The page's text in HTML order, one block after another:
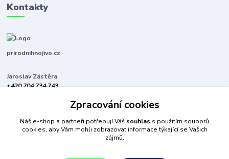
Kontakty
prirodnihnojivo.cz
Jaroslav Zástěra
+420 704 734 743
Zpracování cookies
Náš e-shop a partneři potřebují Váš souhlas s použitím souborů
cookies, aby Vám mohli zobrazovat informace týkající se Vašich
zájmů.